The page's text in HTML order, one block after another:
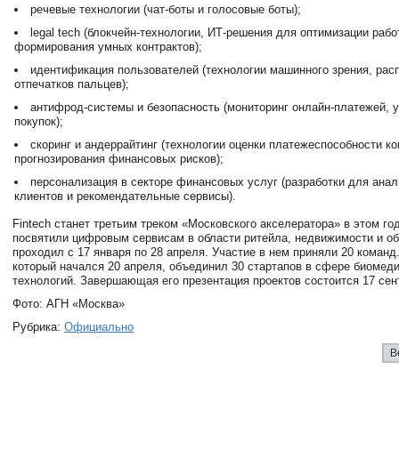
речевые технологии (чат-боты и голосовые боты);
legal tech (блокчейн-технологии, ИТ-решения для оптимизации
формирования умных контрактов);
идентификация пользователей (технологии машинного зрения,
отпечатков пальцев);
антифрод-системы и безопасность (мониторинг онлайн-платежей,
покупок);
скоринг и андеррайтинг (технологии оценки платежеспособности
прогнозирования финансовых рисков);
персонализация в секторе финансовых услуг (разработки для
клиентов и рекомендательные сервисы).
Fintech станет третьим треком «Московского акселератора» в этом
посвятили цифровым сервисам в области ритейла, недвижимости и
проходил с 17 января по 28 апреля. Участие в нем приняли 20
который начался 20 апреля, объединил 30 стартапов в сфере
технологий. Завершающая его презентация проектов состоится 17
Фото: АГН «Москва»
Рубрика: Официально